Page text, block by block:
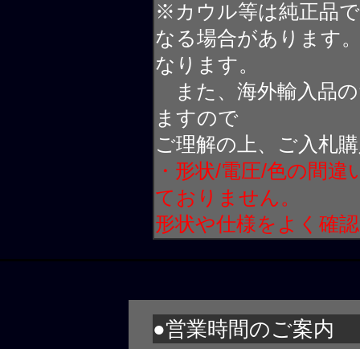
※カウル等は純正品
なる場合があります
なります。
また、海外輸入品
ますので
ご理解の上、ご入札
・形状/電圧/色の間
ておりません。
形状や仕様をよく確
●営業時間のご案内